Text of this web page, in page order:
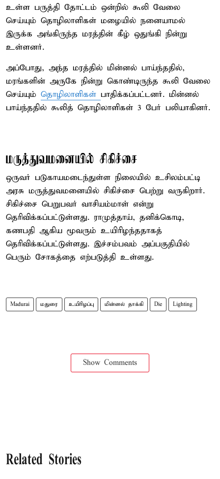
உள்ள பருத்தி தோட்டம் ஒன்றில் கூலி வேலை
செய்யும் தொழிலாளிகள் மழையில் நனையாமல்
இருக்க அங்கிருந்த மரத்தின் கீழ் ஒதுங்கி நின்று
உள்ளனர்.
அப்போது, அந்த மரத்தில் மின்னல் பாய்ந்ததில்,
மரங்களின் அருகே நின்று கொண்டிருந்த கூலி வேலை
செய்யும் தொழிலாளிகள் பாதிக்கப்பட்டனர். மின்னல்
பாய்ந்ததில் கூலித் தொழிலாளிகள் 3 பேர் பலியாகினர்.
மருத்துவமனையில் சிகிச்சை
ஒருவர் படுகாயமடைந்துள்ள நிலையில் உசிலம்பட்டி
அரசு மருத்துவமனையில் சிகிச்சை பெற்று வருகிறார்.
சிகிச்சை பெறுபவர் வாசியம்மாள் என்று
தெரிவிக்கப்பட்டுள்ளது. ராமுத்தாய், தனிக்கொடி,
கணபதி ஆகிய மூவரும் உயிரிழந்ததாகத்
தெரிவிக்கப்பட்டுள்ளது. இச்சம்பவம் அப்பகுதியில்
பெரும் சோகத்தை எற்படுத்தி உள்ளது.
Madurai மதுரை உயிரிழப்பு மின்னல் தாக்கி Die Lighting
Show Comments
Related Stories